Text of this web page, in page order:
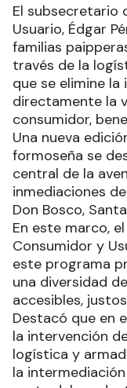
El subsecretario
Usuario, Édgar
familias
través de la
que se elimine
directamente la
consumidor,
Una nueva
formoseña se
central de la
inmediaciones
Don Bosco,
En este marco,
Consumidor y
este programa
una diversidad
accesibles,
Destacó que en
la intervención
logística y
la